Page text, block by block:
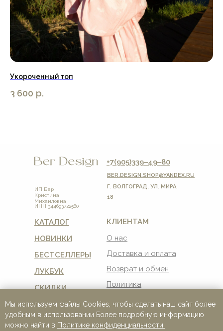
Укороченный топ
3 600 р.
Пользовательское
соглашение
Реквизиты
Политика
конфиденциальности
Возврат и обмен
Доставка и оплата
О нас
КЛИЕНТАМ
СКИДКИ
ЛУКБУК
БЕСТСЕЛЛЕРЫ
НОВИНКИ
КАТАЛОГ
BER.DESIGN.SHOP@YANDEX.RU
Г. ВОЛГОГРАД, УЛ. МИРА,
18
+7(905)339‒49‒80
ИНН 344693722560
ИП Бер
Кристина
Михайловна
Мы используем файлы Cookies, чтобы сделать наш сайт более
удобным в использовании Более подробную информацию
можно найти в Политике конфиденциальности.